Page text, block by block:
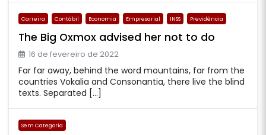
Carreira Contábil Economia Empresarial INSS Previdência
The Big Oxmox advised her not to do
16 de fevereiro de 2022
Far far away, behind the word mountains, far from the
countries Vokalia and Consonantia, there live the blind
texts. Separated […]
Sem Categoria